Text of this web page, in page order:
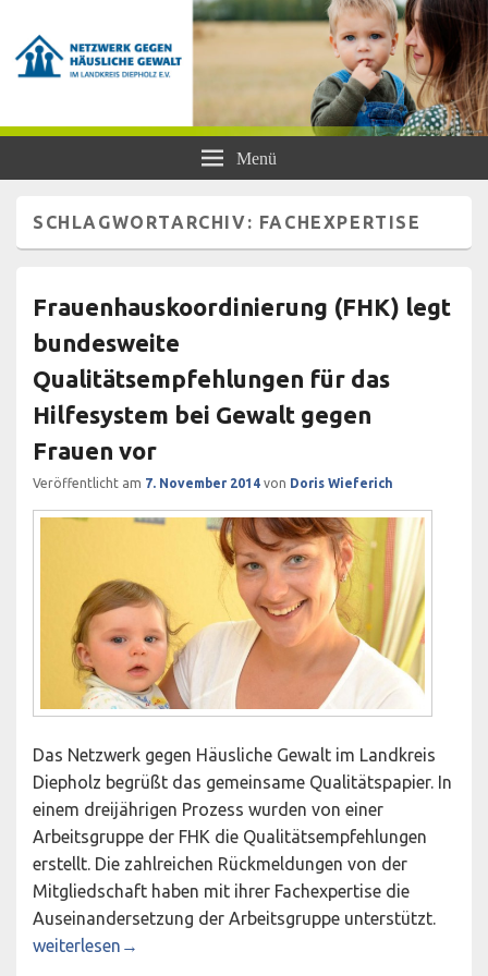
Netzwerk gegen Häusliche Gewalt
Frauen- und Kinderschutzhaus Diepholz, Beratungsstellen für Frauen und
Mädchen, BISS
Menü
SCHLAGWORTARCHIV: FACHEXPERTISE
Frauenhauskoordinierung (FHK) legt
bundesweite
Qualitätsempfehlungen für das
Hilfesystem bei Gewalt gegen
Frauen vor
Veröffentlicht am 7. November 2014 von Doris Wieferich
Das Netzwerk gegen Häusliche Gewalt im Landkreis
Diepholz begrüßt das gemeinsame Qualitätspapier. In
einem dreijährigen Prozess wurden von einer
Arbeitsgruppe der FHK die Qualitätsempfehlungen
erstellt. Die zahlreichen Rückmeldungen von der
Mitgliedschaft haben mit ihrer Fachexpertise die
Auseinandersetzung der Arbeitsgruppe unterstützt.
Frauenhauskoordinierung (FHK) legt bundesweite
weiterlesen →